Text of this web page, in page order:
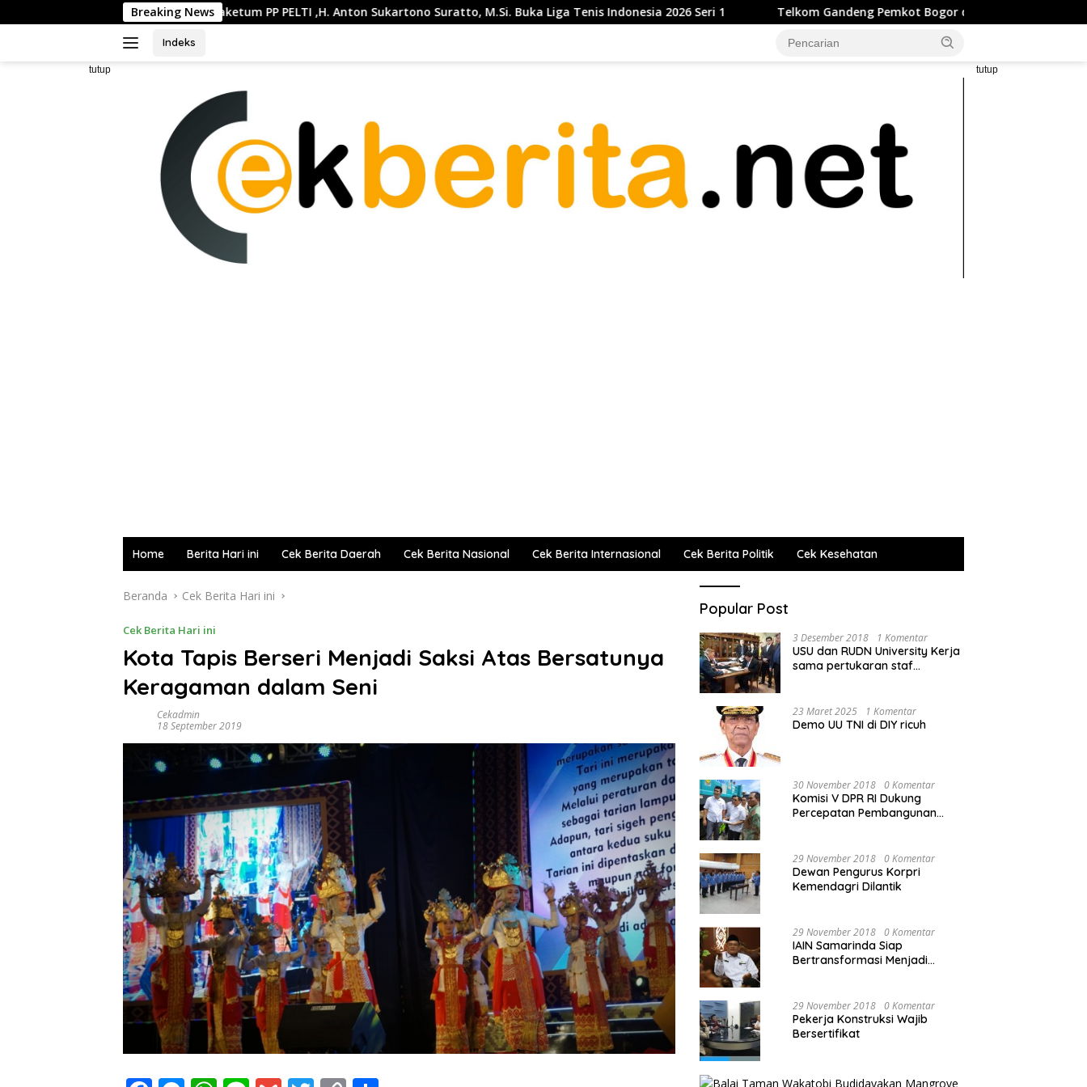
ke
Breaking News
Waketum PP PELTI ,H. Anton Sukartono Suratto, M.Si. Buka Liga Tenis Indonesia 2026 Seri 1 Telkom Gandeng Pemkot Bogor dan LAZ Harfa Percepat Penurunan
Indeks
tutup tutup
Home Berita Hari ini Cek Berita Daerah Cek Berita Nasional Cek Berita Internasional Cek Berita Politik Cek Kesehatan
Beranda Cek Berita Hari ini
Cek Berita Hari ini
Kota Tapis Berseri Menjadi Saksi Atas Bersatunya
Keragaman dalam Seni
Cekadmin
18 September 2019
Popular Post
3 Desember 2018 1 Komentar
USU dan RUDN University Kerja
sama pertukaran staf
23 Maret 2025 1 Komentar
Demo UU TNI di DIY ricuh
30 November 2018 0 Komentar
Komisi V DPR RI Dukung
Percepatan Pembangunan
29 November 2018 0 Komentar
Dewan Pengurus Korpri
Kemendagri Dilantik
29 November 2018 0 Komentar
IAIN Samarinda Siap
Bertransformasi Menjadi
29 November 2018 0 Komentar
Pekerja Konstruksi Wajib
Bersertifikat